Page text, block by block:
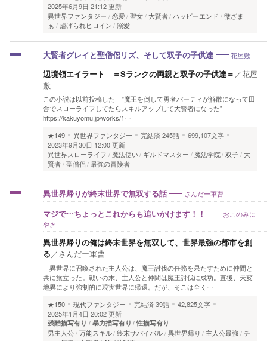
2025年6月9日 21:12 更新
異世界ファンタジー
恋愛 聖女 大賢者 ハッピーエンド
微ざま
ぁ
虐げられヒロイン 溺愛
大賢者グレイと聖僧侶リズ、そして双子の子供達 花屋敷
辺境領エイラート ＝Sランクの両親と双子の子供達＝ ／花屋
敷
この小説は以前投稿した ”魔王を倒して勇者パーティが解散になって田
舎でスローライフしてたらスキルアップして大賢者になった”
https://kakuyomu.jp/works/1…
★149
異世界ファンタジー 完結済245話
699,107文字
2023年9月30日 12:00 更新
異世界スローライフ
魔法使い ギルドマスター 魔法学院 双子 大
賢者 聖僧侶 最強の冒険者
異世界帰りが終末世界で無双する話 さんだー軍曹
マジで…ちょっとこれからも追いかけます！！
おこのみに
やき
異世界帰りの俺は終末世界を無双して、世界最強の都市を創
る／さんだー軍曹
異世界に召喚された主人公は、魔王討伐の任務を果たすために仲間と
共に旅立った。戦いの末、主人公と仲間は魔王討伐に成功。直後、天変
地異により強制的に現実世界に帰還。だが、そこは全く…
★150
現代ファンタジー 完結済39話
42,825文字
2025年1月4日 20:02 更新
残酷描写有り 暴力描写有り 性描写有り
男主人公 万能スキル 終末サバイバル 異世界帰り 主人公最強 チ